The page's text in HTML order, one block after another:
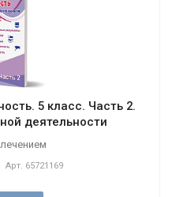
5 класс. Часть 2.
деятельности
Арт. 65721169